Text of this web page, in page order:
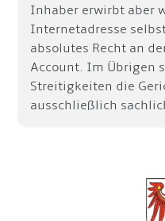
Inhaber erwirbt aber
Internetadresse
absolutes Recht an
Account. Im Übrigen
Streitigkeiten die
ausschließlich